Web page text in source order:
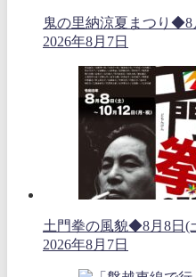
鬼の里納涼夏まつり◆8
2026年8月7日
土門拳の風貌◆8月8日(
2026年8月7日